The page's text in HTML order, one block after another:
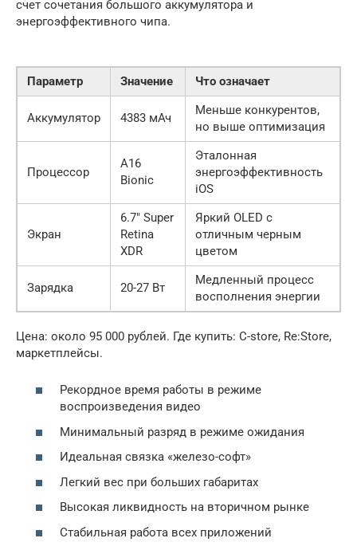
счет сочетания большого аккумулятора и
энергоэффективного чипа.
Параметр Значение Что означает
Аккумулятор 4383 мАч
Меньше конкурентов,
но выше оптимизация
Процессор
A16
Bionic
Эталонная
энергоэффективность
iOS
Экран
6.7″ Super
Retina
XDR
Яркий OLED с
отличным черным
цветом
Зарядка 20-27 Вт
Медленный процесс
восполнения энергии
Цена: около 95 000 рублей. Где купить: C-store, Re:Store,
маркетплейсы.
Рекордное время работы в режиме
воспроизведения видео
Минимальный разряд в режиме ожидания
Идеальная связка «железо-софт»
Легкий вес при больших габаритах
Высокая ликвидность на вторичном рынке
Стабильная работа всех приложений